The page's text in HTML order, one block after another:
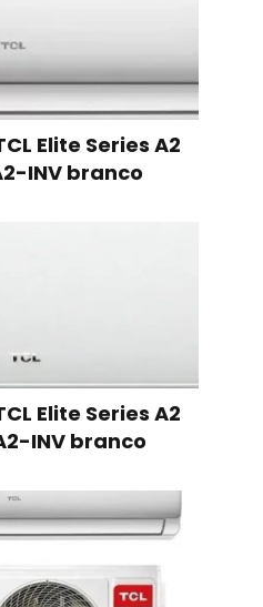
Elite Series A2
INV branco
Elite Series A2
INV branco